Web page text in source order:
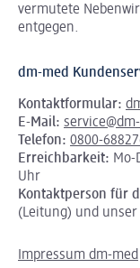
vermutete
entgegen.
dm-med
Kontaktformular:
E-Mail:
Telefon: 0800-
Erreichbarkeit: Mo-
Uhr
Kontaktperson für
(Leitung) und unser
Impressum dm-med